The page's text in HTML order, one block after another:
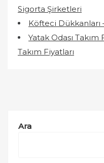
Sigorta Şirketleri
Köfteci Dükkanları
Yatak Odası Takım
Takım Fiyatları
Ara